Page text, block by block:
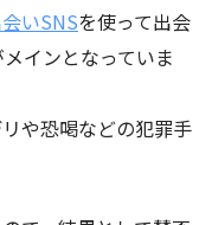
いSNSを使って出会
インとなっていま
や恐喝などの犯罪手